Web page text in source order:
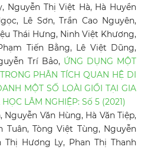
Nguyễn Thị Việt Hà, Hà Huyền
Lê Sơn, Trần Cao Nguyên,
Thái Hưng, Ninh Việt Khương,
Tiến Bằng, Lê Việt Dũng,
Trí Bảo, ỨNG DỤNG MỘT
PHÂN TÍCH QUAN HỆ DI
MỘT SỐ LOÀI GIỔI TẠI GIA
LÂM NGHIỆP: Số 5 (2021)
Nguyễn Văn Hùng, Hà Văn Tiệp,
Tuân, Tòng Việt Tùng, Nguyễn
Thị Hương Ly, Phan Thị Thanh